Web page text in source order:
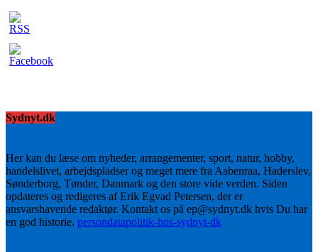
Sydnyt.dk
Her kan du læse om nyheder, arrangementer, sport, natur, hobby,
handelslivet, arbejdspladser og meget mere fra Aabenraa, Haderslev,
Sønderborg, Tønder, Danmark og den store vide verden. Siden
opdateres og redigeres af Erik Egvad Petersen, der er
ansvarshavende redaktør. Kontakt os på ep@sydnyt.dk hvis Du har
en god historie. persondatapolitik-hos-sydnyt-dk